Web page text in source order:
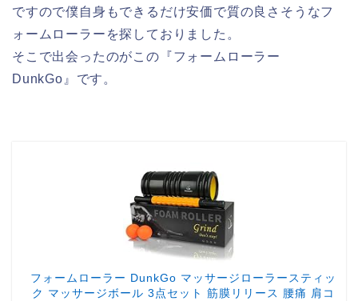
ですので僕自身もできるだけ安価で質の良さそうなフ
ォームローラーを探しておりました。
そこで出会ったのがこの『フォームローラー
DunkGo』です。
フォームローラー DunkGo マッサージローラースティッ
ク マッサージボール 3点セット 筋膜リリース 腰痛 肩コ